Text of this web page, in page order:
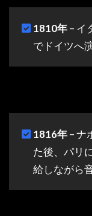
1810年– イ
でドイツへ
1816年– ナ
た後、パリ
給しながら